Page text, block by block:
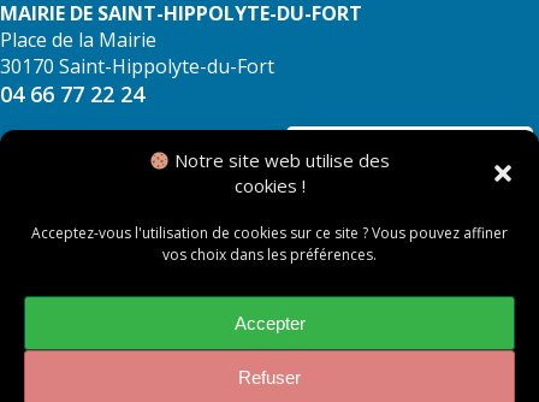
Notre site web utilise des
cookies !
Acceptez-vous l'utilisation de cookies sur ce site ? Vous pouvez affiner
vos choix dans les préférences.
Accepter
Refuser
MAIRIE DE SAINT-HIPPOLYTE-DU-FORT
Place de la Mairie
30170 Saint-Hippolyte-du-Fort
04 66 77 22 24
NOUS CONTACTER
Mentions légales
Politique des cookies